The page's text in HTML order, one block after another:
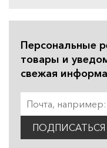
Персональные
товары и
свежая
ПОДПИСАТЬСЯ